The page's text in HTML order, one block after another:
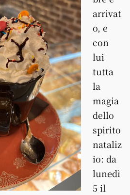
arrivat
o, e
con
lui
tutta
la
magia
dello
spirito
nataliz
io: da
lunedì
5 il